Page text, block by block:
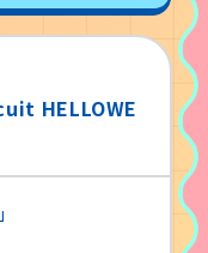
HELLOWE